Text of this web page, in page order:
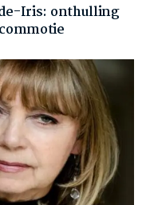
Iris: onthulling